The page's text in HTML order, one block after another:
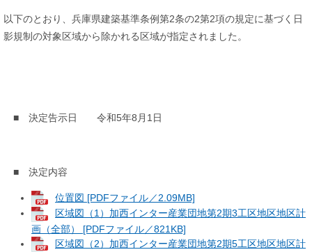
以下のとおり、兵庫県建築基準条例第2条の2第2項の規定に基づく日
影規制の対象区域から除かれる区域が指定されました。
■ 決定告示日 令和5年8月1日
■ 決定内容
位置図 [PDFファイル／2.09MB]
区域図（1）加西インター産業団地第2期3工区地区地区計
画（全部） [PDFファイル／821KB]
区域図（2）加西インター産業団地第2期5工区地区地区計